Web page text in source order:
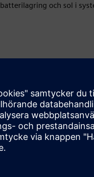
batterilagring och sol i